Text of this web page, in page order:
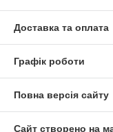
Доставка та оплата
Графік роботи
Повна версія сайту
Сайт створено на